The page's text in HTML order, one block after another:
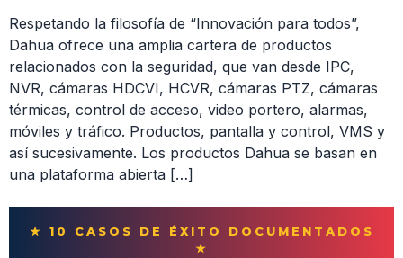
Respetando la filosofía de “Innovación para todos”,
Dahua ofrece una amplia cartera de productos
relacionados con la seguridad, que van desde IPC,
NVR, cámaras HDCVI, HCVR, cámaras PTZ, cámaras
térmicas, control de acceso, video portero, alarmas,
móviles y tráfico. Productos, pantalla y control, VMS y
así sucesivamente. Los productos Dahua se basan en
una plataforma abierta […]
★ 10 CASOS DE ÉXITO DOCUMENTADOS
★